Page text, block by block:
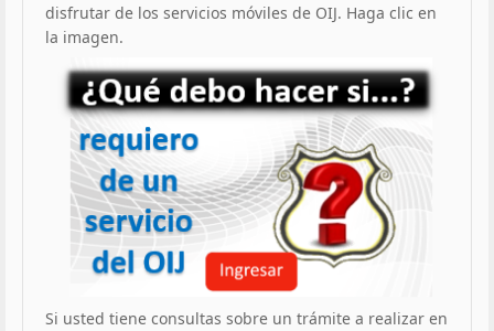
disfrutar de los servicios móviles de OIJ. Haga clic en
la imagen.
Si usted tiene consultas sobre un trámite a realizar en